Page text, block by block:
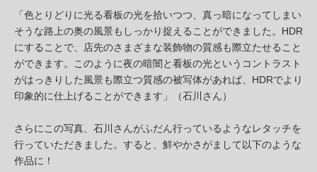
「色とりどりに光る看板の光を拾いつつ、真っ暗になってしまい
そうな路上の奥の風景もしっかり捉えることができました。HDR
にすることで、店先のさまざまな装飾物の質感も際立たせること
ができます。このように夜の暗闇と看板の光というコントラスト
がはっきりした風景も際立つ質感の被写体があれば、HDRでより
印象的に仕上げることができます」（石川さん）
さらにこの写真、石川さんがふだん行っているようなレタッチを
行っていただきました。すると、鮮やかさがまして以下のような
作品に！